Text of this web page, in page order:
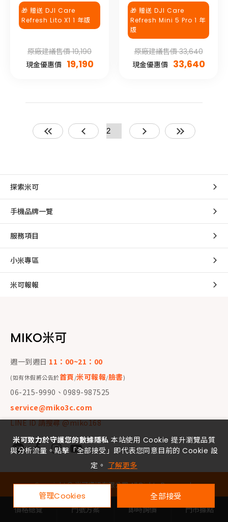
🎁 贈送 DJI Care
Refresh Lito X1 1 年版
原廠建議售價 19,190
現金優惠價 19,190
🎁 贈送 DJI Care
Refresh Mini 5 Pro 1 年
版
原廠建議售價 33,640
現金優惠價 33,640
探索米可
手機品牌一覽
服務項目
小米專區
米可報報
MIKO米可
週一到週日 11：00~21：00
(如有休假將公告於首頁/米可報報/臉書)
06-215-9990、0989-987525
service@miko3c.com
LINE ID 請搜尋 @miko168
Copyright ©米可資訊有限公司All Rights Reserved.
價格總覽 門號方案 即時詢價 門市據點
米可致力於守護您的數據隱私 本站使用 Cookie 提升瀏覽品質
與分析流量。點擊「全部接受」即代表您同意目前的 Cookie 設
定。 了解更多
管理Cookies 全部接受